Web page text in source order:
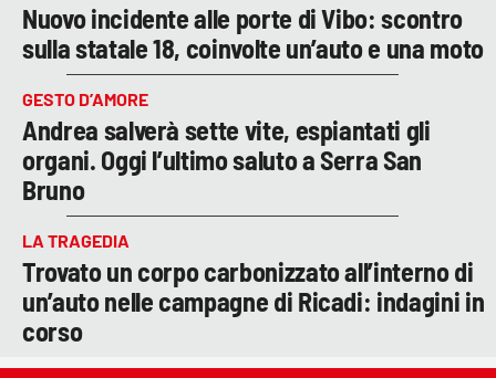
Nuovo incidente alle porte di Vibo: scontro
sulla statale 18, coinvolte un’auto e una moto
GESTO D’AMORE
Andrea salverà sette vite, espiantati gli
organi. Oggi l’ultimo saluto a Serra San
Bruno
LA TRAGEDIA
Trovato un corpo carbonizzato all’interno di
un’auto nelle campagne di Ricadi: indagini in
corso